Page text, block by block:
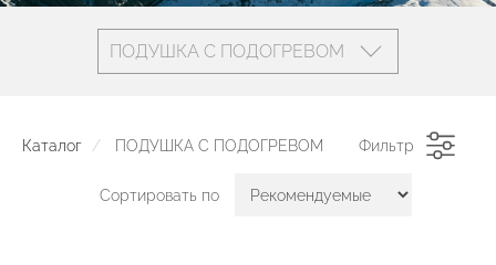
ПОДУШКА С ПОДОГРЕВОМ
Каталог ПОДУШКА С ПОДОГРЕВОМ Фильтр
Сортировать по